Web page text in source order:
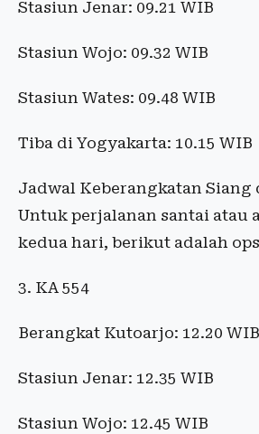
Stasiun Jenar: 09.21 WIB
Stasiun Wojo: 09.32 WIB
Stasiun Wates: 09.48 WIB
Tiba di Yogyakarta: 10.15 WIB
Jadwal Keberangkatan Siang
Untuk perjalanan santai atau
kedua hari, berikut adalah
3. KA 554
Berangkat Kutoarjo: 12.20 WIB
Stasiun Jenar: 12.35 WIB
Stasiun Wojo: 12.45 WIB